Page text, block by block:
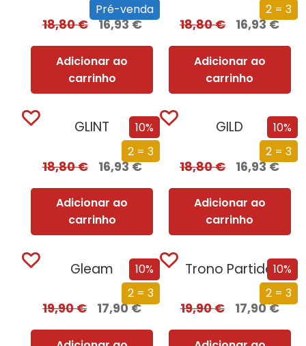
Pré-venda
18,80€ 16,93€
Adicionar ao
carrinho
2 = 3
18,80€ 16,93€
Adicionar ao
carrinho
10%
2 = 3
GLINT
18,80€ 16,93€
Adicionar ao
carrinho
10%
2 = 3
GILD
18,80€ 16,93€
Adicionar ao
carrinho
10%
2 = 3
Gleam
19,90€ 17,90€
10%
2 = 3
Trono Partido
19,90€ 17,90€